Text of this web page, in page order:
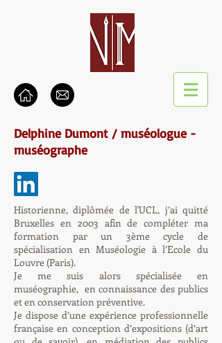
Delphine Dumont / muséologue -
muséographe
Historienne, diplômée de l'UCL, j’ai quitté
Bruxelles en 2003 afin de compléter ma
formation par un 3ème cycle de
spécialisation en Muséologie à l’Ecole du
Louvre (Paris).
Je me suis alors spécialisée en
muséographie, en connaissance des publics
et en conservation préventive.
Je dispose d’une expérience professionnelle
française en conception d’expositions (d’art